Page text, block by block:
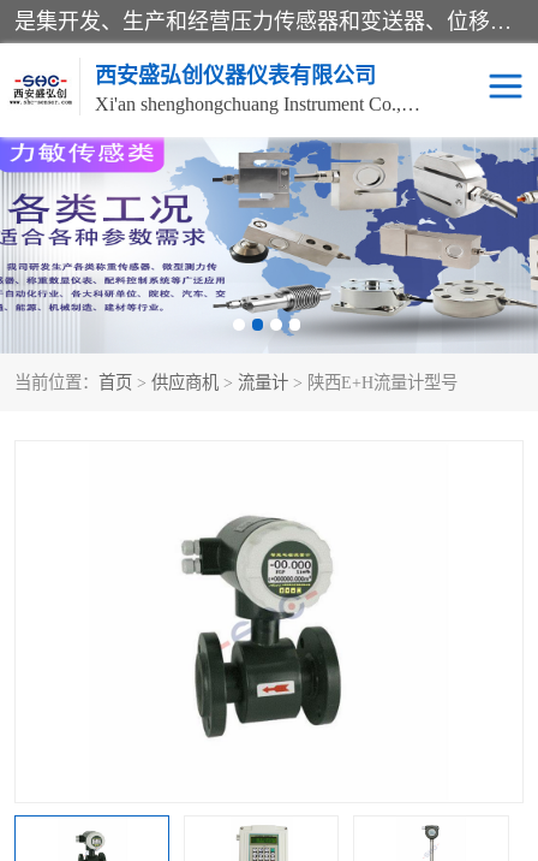
是集开发、生产和经营压力传感器和变送器、位移传感器和变送器、流量传感器和变送器、称重传感器和变送器、测力传感器和变送器、温湿度传感器和变送器、扭矩传感器、智能数显控制仪表等产品的化高新技术企业。
西安盛弘创仪器仪表有限公司
Xi'an shenghongchuang Instrument Co., Ltd
当前位置： 首页 > 供应商机 > 流量计 > 陕西E+H流量计型号
称重传感器 超声波流量计
压力变送器 通用型压力变送器
流量计
位移传感器 差压变送器